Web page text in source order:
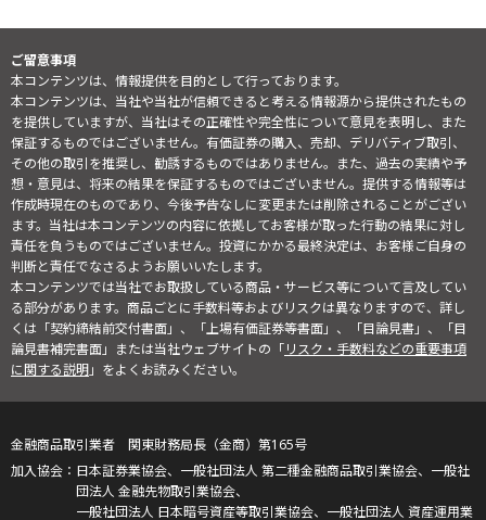
ご留意事項
本コンテンツは、情報提供を目的として行っております。
本コンテンツは、当社や当社が信頼できると考える情報源から提供されたもの
を提供していますが、当社はその正確性や完全性について意見を表明し、また
保証するものではございません。有価証券の購入、売却、デリバティブ取引、
その他の取引を推奨し、勧誘するものではありません。また、過去の実績や予
想・意見は、将来の結果を保証するものではございません。提供する情報等は
作成時現在のものであり、今後予告なしに変更または削除されることがござい
ます。当社は本コンテンツの内容に依拠してお客様が取った行動の結果に対し
責任を負うものではございません。投資にかかる最終決定は、お客様ご自身の
判断と責任でなさるようお願いいたします。
本コンテンツでは当社でお取扱している商品・サービス等について言及してい
る部分があります。商品ごとに手数料等およびリスクは異なりますので、詳し
くは「契約締結前交付書面」、「上場有価証券等書面」、「目論見書」、「目
論見書補完書面」または当社ウェブサイトの「リスク・手数料などの重要事項
に関する説明」をよくお読みください。
金融商品取引業者 関東財務局長（金商）第165号
日本証券業協会、一般社団法人 第二種金融商品取引業協会、一般社
団法人 金融先物取引業協会、
一般社団法人 日本暗号資産等取引業協会、一般社団法人 資産運用業